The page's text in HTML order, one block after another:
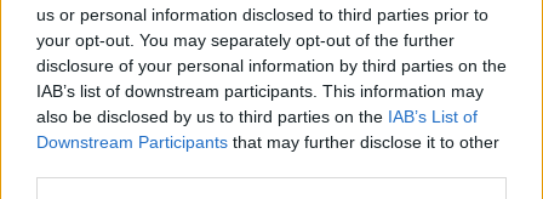
us or personal information disclosed to third parties prior to
your opt-out. You may separately opt-out of the further
disclosure of your personal information by third parties on the
IAB’s list of downstream participants. This information may
also be disclosed by us to third parties on the IAB’s List of
Downstream Participants that may further disclose it to other